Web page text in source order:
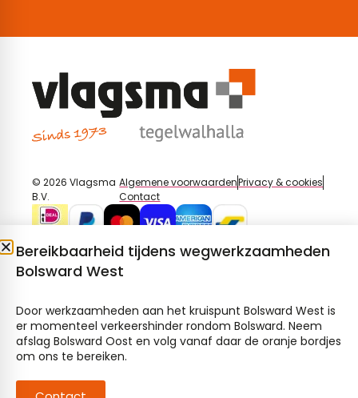
© 2026 Vlagsma
B.V.
Algemene voorwaardenPrivacy & cookies
Contact
Bereikbaarheid tijdens wegwerkzaamheden
Bolsward West
Door werkzaamheden aan het kruispunt Bolsward West is
er momenteel verkeershinder rondom Bolsward. Neem
afslag Bolsward Oost en volg vanaf daar de oranje bordjes
om ons te bereiken.